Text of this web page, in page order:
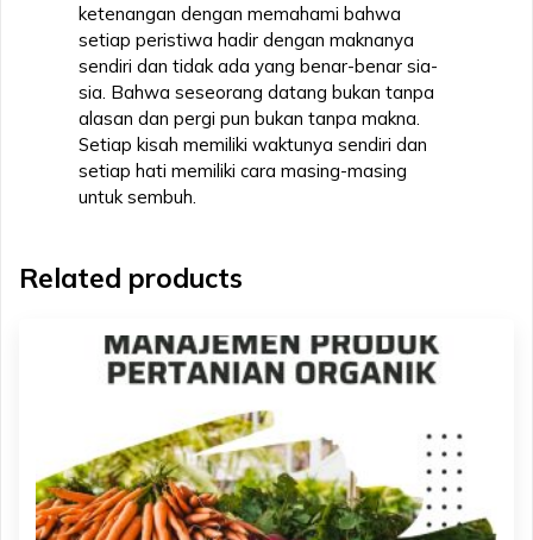
ketenangan dengan memahami bahwa
setiap peristiwa hadir dengan maknanya
sendiri dan tidak ada yang benar-benar sia-
sia. Bahwa seseorang datang bukan tanpa
alasan dan pergi pun bukan tanpa makna.
Setiap kisah memiliki waktunya sendiri dan
setiap hati memiliki cara masing-masing
untuk sembuh.
Related products